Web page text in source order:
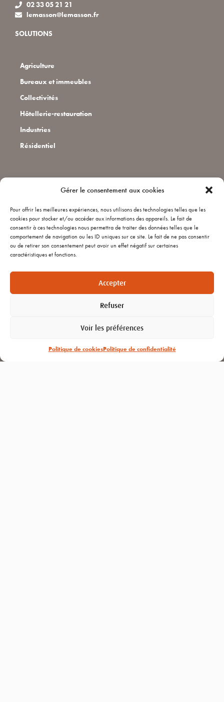
Gérer le consentement aux cookies
Pour offrir les meilleures expériences, nous utilisons des technologies telles que les
cookies pour stocker et/ou accéder aux informations des appareils. Le fait de
consentir à ces technologies nous permettra de traiter des données telles que le
comportement de navigation ou les ID uniques sur ce site. Le fait de ne pas consentir
ou de retirer son consentement peut avoir un effet négatif sur certaines
caractéristiques et fonctions.
Accepter
Refuser
Voir les préférences
Politique de cookiesPolitique de confidentialité
02 33 05 21 21
lemasson@lemasson.fr
SOLUTIONS
Agriculture
Bureaux et immeubles
Collectivités
Hôtellerie-restauration
Industries
Résidentiel
Installateurs
Qui sommes nous ?
FAQ
ALT’AIR